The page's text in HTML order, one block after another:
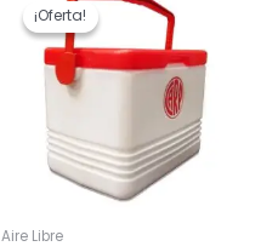
¡Oferta!
¡Oferta!
Aire Libre
precio
original
era:
$ 1.030,00.
precio
actual
es:
$ 824,00.